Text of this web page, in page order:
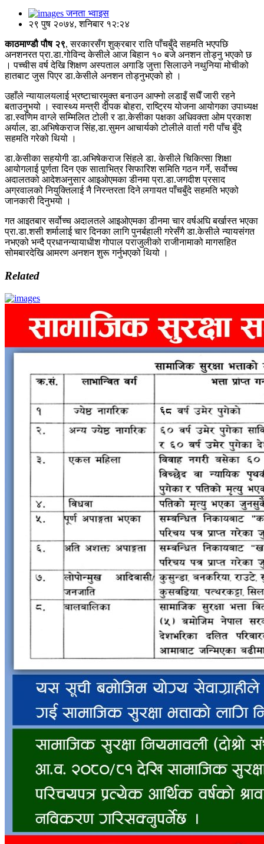
जनता भ्वाइस
२९ पुष २०७४, शनिबार १२:२४
काठमाण्डौ पौष २९, सरकारसँग शुक्रबार राति पाँचबुँदे सहमति भएपछि
अनशनरत प्रा.डा.गोविन्द केसीले आज बिहान १० बजे अनशन तोड्नु भएको छ
। पच्चीस वर्ष देखि शिक्षण अस्पताल अगाडि जुत्ता सिलाउने नथुनिया मोचीको
हातबाट जुस पिएर डा.केसीले अनशन तोड्नुभएको हो ।
उहाँले न्यायालयलाई भ्रष्टाचारमुक्त बनाउन आफ्नो लडाइँ सधैँ जारी रहने
बताउनुभयो । स्वास्थ्य मन्त्री दीपक बोहरा, राष्ट्रिय योजना आयोगका उपाध्यक्ष
डा.स्वणिम वाग्ले सम्मिलित टोली र डा.केसीका पक्षका अधिवक्ता ओम प्रकाश
अर्याल, डा.अभिषेकराज सिंह,डा.सुमन आचार्यको टोलीले वार्ता गरी पाँच बुँदे
सहमति गरेको थियो ।
डा.केसीका सहयोगी डा.अभिषेकराज सिंहले डा. केसीले चिकित्सा शिक्षा
आयोगलाई पूर्णता दिन एक साताभित्र सिफारिश समिति गठन गर्ने, सर्वोच्च
अदालतको आदेशअनुसार आइओएमका डीनमा प्रा.डा.जगदीश प्रसाद
अग्रवालको नियुक्तिलाई नै निरन्तरता दिने लगायत पाँचबुँदे सहमति भएको
जानकारी दिनुभयो ।
गत आइतबार सर्वोच्च अदालतले आइओएमका डीनमा चार वर्षअघि बर्खास्त भएका
प्रा.डा.शसी शर्मालाई चार दिनका लागि पुनर्बहाली गरेसँगै डा.केसीले न्यायसंगत
नभएको भन्दै प्रधानन्यायाधीश गोपाल पराजुलीको राजीनामाको मागसहित
सोमबारदेखि आमरण अनशन शुरू गर्नुभएको थियो ।
Related